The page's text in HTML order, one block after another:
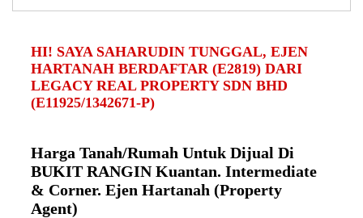
HI! SAYA SAHARUDIN TUNGGAL, EJEN
HARTANAH BERDAFTAR (E2819) DARI
LEGACY REAL PROPERTY SDN BHD
(E11925/1342671-P)
Harga Tanah/Rumah Untuk Dijual Di
BUKIT RANGIN Kuantan. Intermediate
& Corner. Ejen Hartanah (Property
Agent)